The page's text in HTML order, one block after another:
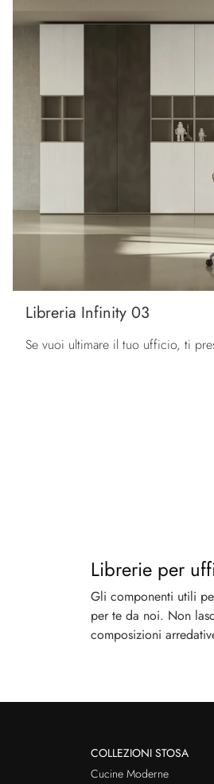
Libreria Infinity 03
Librerie per
Gli componenti utili
per te da noi. Non
composizioni
COLLEZIONI STOSA
Cucine Moderne